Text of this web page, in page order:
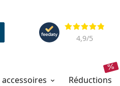
Évaluation
4,9/5
réductions